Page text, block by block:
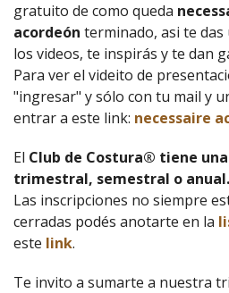
gratuito de como queda
acordeón terminado, asi te das
los videos, te inspirás y te dan
Para ver el videito de
"ingresar" y sólo con tu mail y
entrar a este link: necessaire
El Club de Costura® tiene
trimestral, semestral o anual.
Las inscripciones no siempre
cerradas podés anotarte en la
este link.
Te invito a sumarte a nuestra